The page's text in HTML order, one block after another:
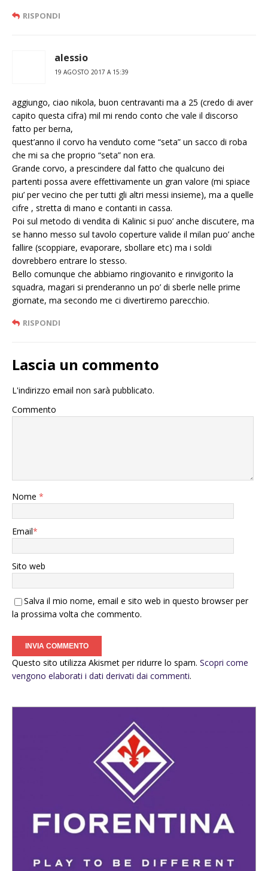
RISPONDI
alessio
19 AGOSTO 2017 A 15:39
aggiungo, ciao nikola, buon centravanti ma a 25 (credo di aver
capito questa cifra) mil mi rendo conto che vale il discorso
fatto per berna,
quest’anno il corvo ha venduto come “seta” un sacco di roba
che mi sa che proprio “seta” non era.
Grande corvo, a prescindere dal fatto che qualcuno dei
partenti possa avere effettivamente un gran valore (mi spiace
piu’ per vecino che per tutti gli altri messi insieme), ma a quelle
cifre , stretta di mano e contanti in cassa.
Poi sul metodo di vendita di Kalinic si puo’ anche discutere, ma
se hanno messo sul tavolo coperture valide il milan puo’ anche
fallire (scoppiare, evaporare, sbollare etc) ma i soldi
dovrebbero entrare lo stesso.
Bello comunque che abbiamo ringiovanito e rinvigorito la
squadra, magari si prenderanno un po’ di sberle nelle prime
giornate, ma secondo me ci divertiremo parecchio.
RISPONDI
Lascia un commento
L'indirizzo email non sarà pubblicato.
Commento
Nome *
Email*
Sito web
Salva il mio nome, email e sito web in questo browser per
la prossima volta che commento.
Questo sito utilizza Akismet per ridurre lo spam. Scopri come
vengono elaborati i dati derivati dai commenti.